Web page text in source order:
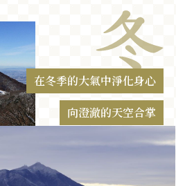
在冬季的大氣中淨化身心
向澄澈的天空合掌